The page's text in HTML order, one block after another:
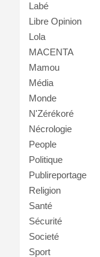
Labé
Libre Opinion
Lola
MACENTA
Mamou
Média
Monde
N'Zérékoré
Nécrologie
People
Politique
Publireportage
Religion
Santé
Sécurité
Societé
Sport